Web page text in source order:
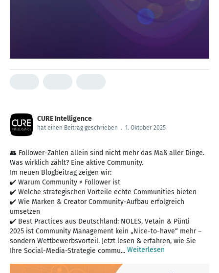
CURE Intelligence
hat einen Beitrag geschrieben . 1. Oktober 2025
👥 Follower-Zahlen allein sind nicht mehr das Maß aller Dinge.
Was wirklich zählt? Eine aktive Community.
Im neuen Blogbeitrag zeigen wir:
✔️ Warum Community ≠ Follower ist
✔️ Welche strategischen Vorteile echte Communities bieten
✔️ Wie Marken & Creator Community-Aufbau erfolgreich
umsetzen
✔️ Best Practices aus Deutschland: NOLES, Vetain & Pünti
2025 ist Community Management kein „Nice-to-have“ mehr –
sondern Wettbewerbsvorteil. Jetzt lesen & erfahren, wie Sie
Ihre Social-Media-Strategie commu... Weiterlesen